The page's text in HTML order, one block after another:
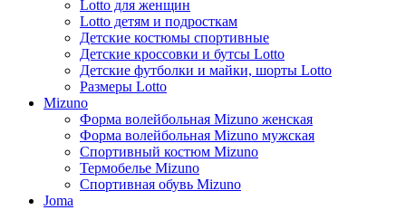
Lotto для женщин
Lotto детям и подросткам
Детские костюмы спортивные
Детские кроссовки и бутсы Lotto
Детские футболки и майки, шорты Lotto
Размеры Lotto
Mizuno
Форма волейбольная Mizuno женская
Форма волейбольная Mizuno мужская
Спортивный костюм Mizuno
Термобелье Mizuno
Спортивная обувь Mizuno
Joma